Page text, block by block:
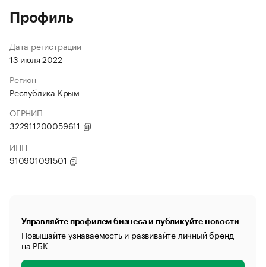
Профиль
Дата регистрации
13 июля 2022
Регион
Республика Крым
ОГРНИП
322911200059611
ИНН
910901091501
Управляйте профилем бизнеса и публикуйте новости
Повышайте узнаваемость и развивайте личный бренд
на РБК